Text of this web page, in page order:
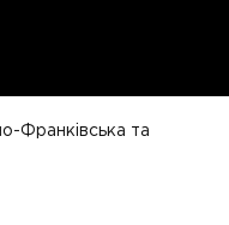
Франківська та